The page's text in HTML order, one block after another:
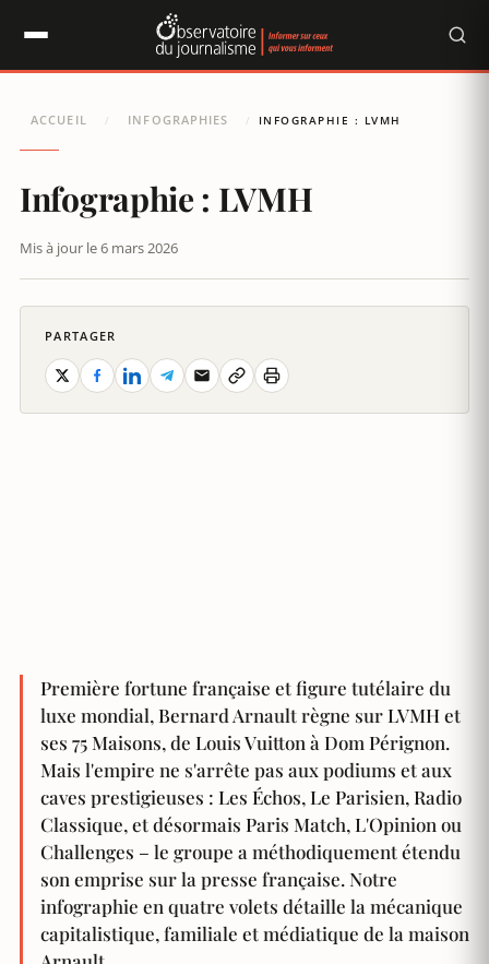
ACCUEIL / INFOGRAPHIES / INFOGRAPHIE : LVMH
Infographie : LVMH
Mis à jour le 6 mars 2026
Première fortune française et figure tutélaire du
luxe mondial, Bernard Arnault règne sur LVMH et
ses 75 Maisons, de Louis Vuitton à Dom Pérignon.
Mais l'empire ne s'arrête pas aux podiums et aux
caves prestigieuses : Les Échos, Le Parisien, Radio
Classique, et désormais Paris Match, L'Opinion ou
Challenges – le groupe a méthodiquement étendu
son emprise sur la presse française. Notre
infographie en quatre volets détaille la mécanique
capitalistique, familiale et médiatique de la maison
PARTAGER
Panneau de gestion des cookies